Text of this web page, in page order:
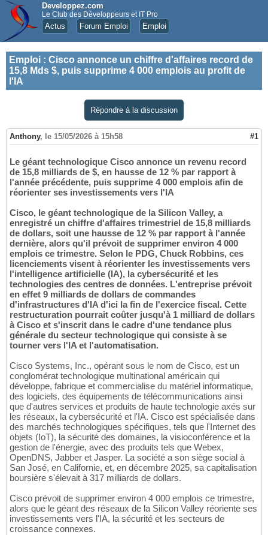
Developpez.com
Le Club des Développeurs et IT Pro
Actus Forum Emploi Emploi
Emploi : Cisco annonce un chiffre d'affaires record de
15,8 Mds $, puis supprime 4 000 emplois au profit de
l'IA
Répondre à la discussion
Anthony, le 15/05/2026 à 15h58 #1
Le géant technologique Cisco annonce un revenu record
de 15,8 milliards de $, en hausse de 12 % par rapport à
l'année précédente, puis supprime 4 000 emplois afin de
réorienter ses investissements vers l'IA
Cisco, le géant technologique de la Silicon Valley, a
enregistré un chiffre d'affaires trimestriel de 15,8 milliards
de dollars, soit une hausse de 12 % par rapport à l'année
dernière, alors qu'il prévoit de supprimer environ 4 000
emplois ce trimestre. Selon le PDG, Chuck Robbins, ces
licenciements visent à réorienter les investissements vers
l'intelligence artificielle (IA), la cybersécurité et les
technologies des centres de données. L'entreprise prévoit
en effet 9 milliards de dollars de commandes
d'infrastructures d'IA d'ici la fin de l'exercice fiscal. Cette
restructuration pourrait coûter jusqu'à 1 milliard de dollars
à Cisco et s'inscrit dans le cadre d'une tendance plus
générale du secteur technologique qui consiste à se
tourner vers l'IA et l'automatisation.
Cisco Systems, Inc., opérant sous le nom de Cisco, est un
conglomérat technologique multinational américain qui
développe, fabrique et commercialise du matériel informatique,
des logiciels, des équipements de télécommunications ainsi
que d'autres services et produits de haute technologie axés sur
les réseaux, la cybersécurité et l'IA. Cisco est spécialisée dans
des marchés technologiques spécifiques, tels que l'Internet des
objets (IoT), la sécurité des domaines, la visioconférence et la
gestion de l'énergie, avec des produits tels que Webex,
OpenDNS, Jabber et Jasper. La société a son siège social à
San José, en Californie, et, en décembre 2025, sa capitalisation
boursière s'élevait à 317 milliards de dollars.
Cisco prévoit de supprimer environ 4 000 emplois ce trimestre,
alors que le géant des réseaux de la Silicon Valley réoriente ses
investissements vers l'IA, la sécurité et les secteurs de
croissance connexes.